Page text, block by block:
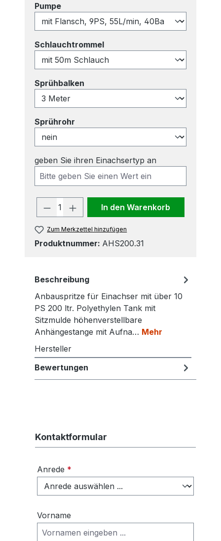
Pumpeauswählen
Schlauchtrommelauswählen
Sprühbalken
Sprührohr
geben Sie ihren Einachsertyp an
Produkt Anzahl: Gib den
In den Warenkorb
Zum Merkzettel hinzufügen
Produktnummer: AHS200.31
Beschreibung
Anbauspritze für Einachser mit über 10
PS 200 ltr. Polyethylen Tank mit
Sitzmulde höhenverstellbare
Anhängestange mit Aufna… Mehr
Hersteller
Bewertungen
Kontaktformular
Anrede *
Vorname